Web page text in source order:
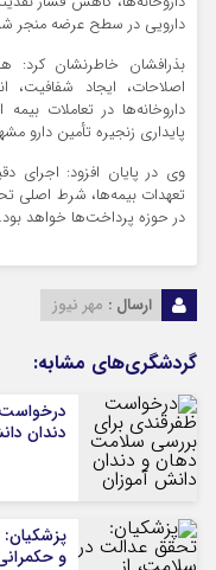
دارویی در سطح عرضه منجر
بذرافشان خاطرنشان کرد:
اصلاحات، ایجاد
داروخانه‌ها در تعاملات
پایداری زنجیره تأمین دارو
وی در پایان افزود: اجرای
تعهدات بیمه‌ها، شرط اصلی
در حوزه پرداخت‌ها خواهد بود.
ارسال : مهر نیوز
گردشگری‌های مشابه:
دندان
و